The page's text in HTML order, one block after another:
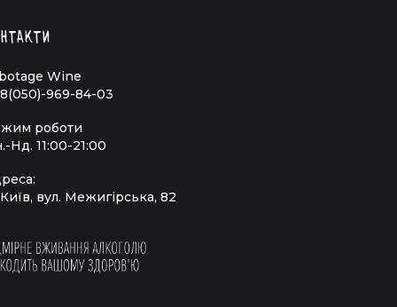
Wine
969-84-03
роботи
Нд. 11:00-21:00
вул. Межигірська, 82